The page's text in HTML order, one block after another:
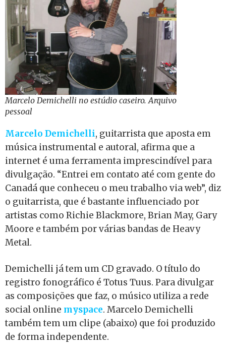
Marcelo Demichelli no estúdio caseiro. Arquivo
pessoal
Marcelo Demichelli, guitarrista que aposta em
música instrumental e autoral, afirma que a
internet é uma ferramenta imprescindível para
divulgação. “Entrei em contato até com gente do
Canadá que conheceu o meu trabalho via web”, diz
o guitarrista, que é bastante influenciado por
artistas como Richie Blackmore, Brian May, Gary
Moore e também por várias bandas de Heavy
Metal.
Demichelli já tem um CD gravado. O título do
registro fonográfico é Totus Tuus. Para divulgar
as composições que faz, o músico utiliza a rede
social online myspace. Marcelo Demichelli
também tem um clipe (abaixo) que foi produzido
de forma independente.